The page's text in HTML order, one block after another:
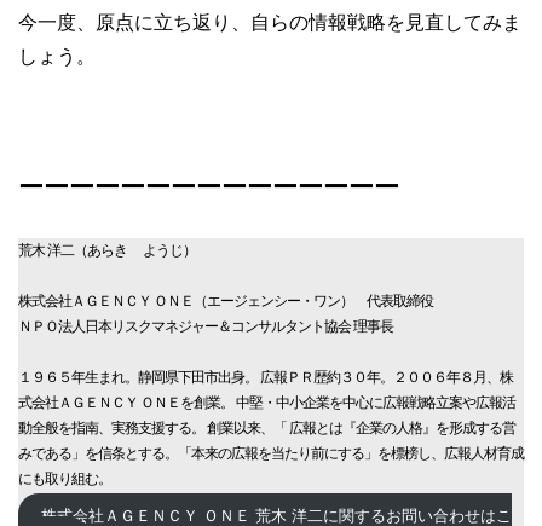
今一度、原点に立ち返り、自らの情報戦略を見直してみま
しょう。
ーーーーーーーーーーーーーーー
荒木 洋二（あらき ようじ）
株式会社ＡＧＥＮＣＹ ＯＮＥ（エージェンシー・ワン） 代表取締役
ＮＰＯ法人日本リスクマネジャー＆コンサルタント協会 理事長
１９６５年生まれ。静岡県下田市出身。 広報ＰＲ歴約３０年。２００６年８月、株
式会社ＡＧＥＮＣＹ ＯＮＥを創業。 中堅・中小企業を中心に広報戦略立案や広報活
動全般を指南、実務支援する。 創業以来、「 広報とは『企業の人格』を形成する営
みである」を信条とする。「本来の広報を当たり前にする」を標榜し、広報人材育成
にも取り組む。
株式会社ＡＧＥＮＣＹ ＯＮＥ 荒木 洋二に関するお問い合わせはこ